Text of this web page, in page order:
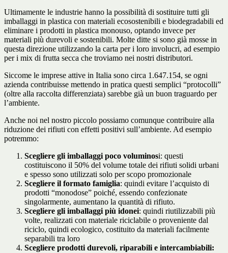
Ultimamente le industrie hanno la possibilità di sostituire tutti gli
imballaggi in plastica con materiali ecosostenibili e biodegradabili ed
eliminare i prodotti in plastica monouso, optando invece per
materiali più durevoli e sostenibili. Molte ditte si sono già mosse in
questa direzione utilizzando la carta per i loro involucri, ad esempio
per i mix di frutta secca che troviamo nei nostri distributori.
Siccome le imprese attive in Italia sono circa 1.647.154, se ogni
azienda contribuisse mettendo in pratica questi semplici “protocolli”
(oltre alla raccolta differenziata) sarebbe già un buon traguardo per
l’ambiente.
Anche noi nel nostro piccolo possiamo comunque contribuire alla
riduzione dei rifiuti con effetti positivi sull’ambiente. Ad esempio
potremmo:
Scegliere gli imballaggi poco voluminosi: questi
costituiscono il 50% del volume totale dei rifiuti solidi urbani
e spesso sono utilizzati solo per scopo promozionale
Scegliere il formato famiglia: quindi evitare l’acquisto di
prodotti “monodose” poiché, essendo confezionate
singolarmente, aumentano la quantità di rifiuto.
Scegliere gli imballaggi più idonei: quindi riutilizzabili più
volte, realizzati con materiale riciclabile o proveniente dal
riciclo, quindi ecologico, costituito da materiali facilmente
separabili tra loro
Scegliere prodotti durevoli, riparabili e intercambiabili: